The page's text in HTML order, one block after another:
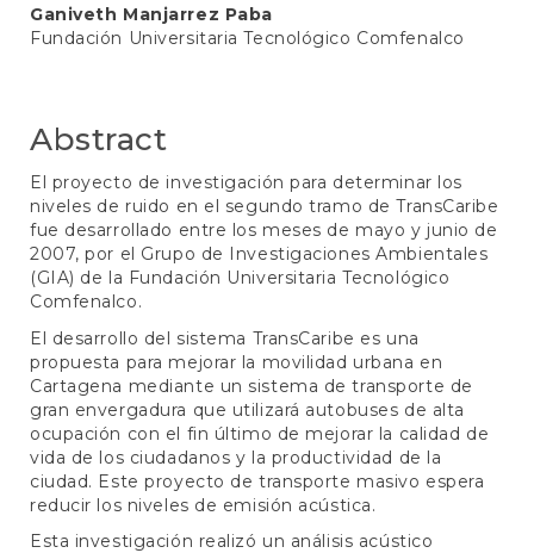
Ganiveth Manjarrez Paba
Fundación Universitaria Tecnológico Comfenalco
Abstract
El proyecto de investigación para determinar los
niveles de ruido en el segundo tramo de TransCaribe
fue desarrollado entre los meses de mayo y junio de
2007, por el Grupo de Investigaciones Ambientales
(GIA) de la Fundación Universitaria Tecnológico
Comfenalco.
El desarrollo del sistema TransCaribe es una
propuesta para mejorar la movilidad urbana en
Cartagena mediante un sistema de transporte de
gran envergadura que utilizará autobuses de alta
ocupación con el fin último de mejorar la calidad de
vida de los ciudadanos y la productividad de la
ciudad. Este proyecto de transporte masivo espera
reducir los niveles de emisión acústica.
Esta investigación realizó un análisis acústico